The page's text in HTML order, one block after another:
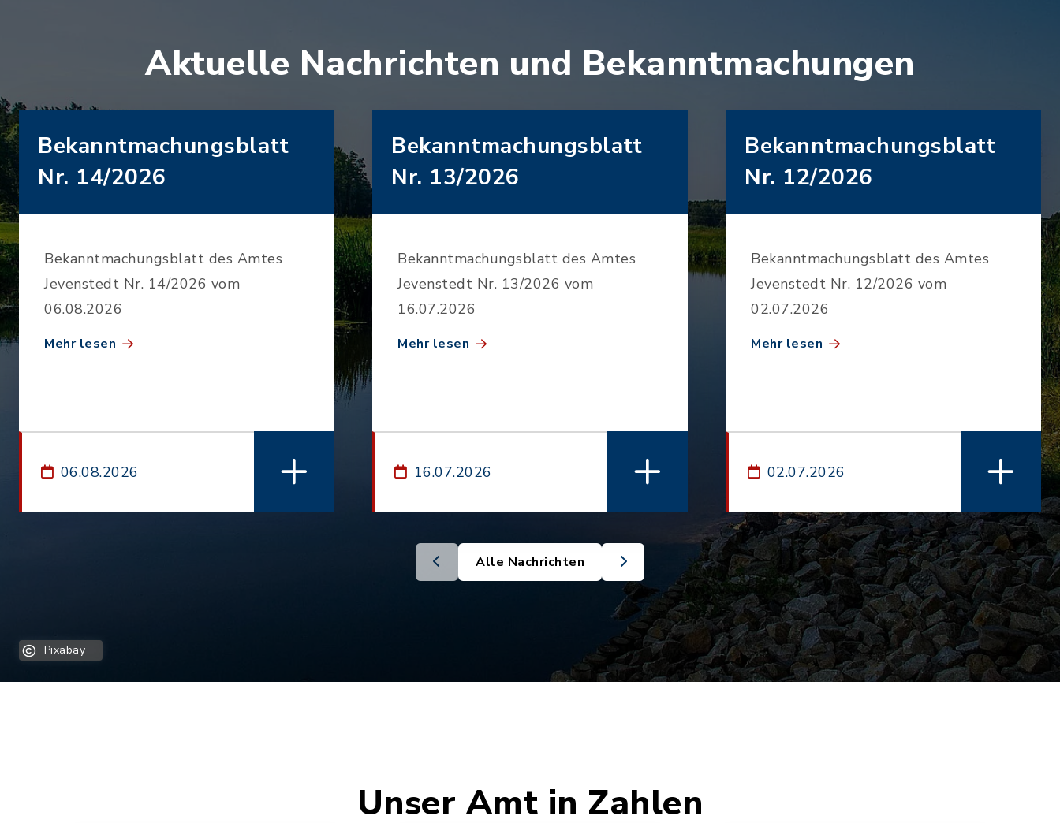
Aktuelle Nachrichten und Bekanntmachungen
Bekanntmachungsblatt
Nr. 14/2026
Bekanntmachungsblatt des Amtes
Jevenstedt Nr. 14/2026 vom
06.08.2026
Mehr lesen
06.08.2026
Bekanntmachungsblatt
Nr. 13/2026
Bekanntmachungsblatt des Amtes
Jevenstedt Nr. 13/2026 vom
16.07.2026
Mehr lesen
16.07.2026
Bekanntmachungsblatt
Nr. 12/2026
Bekanntmachungsblatt des Amtes
Jevenstedt Nr. 12/2026 vom
02.07.2026
Mehr lesen
02.07.2026
Alle Nachrichten
Pixabay
Unser Amt in Zahlen